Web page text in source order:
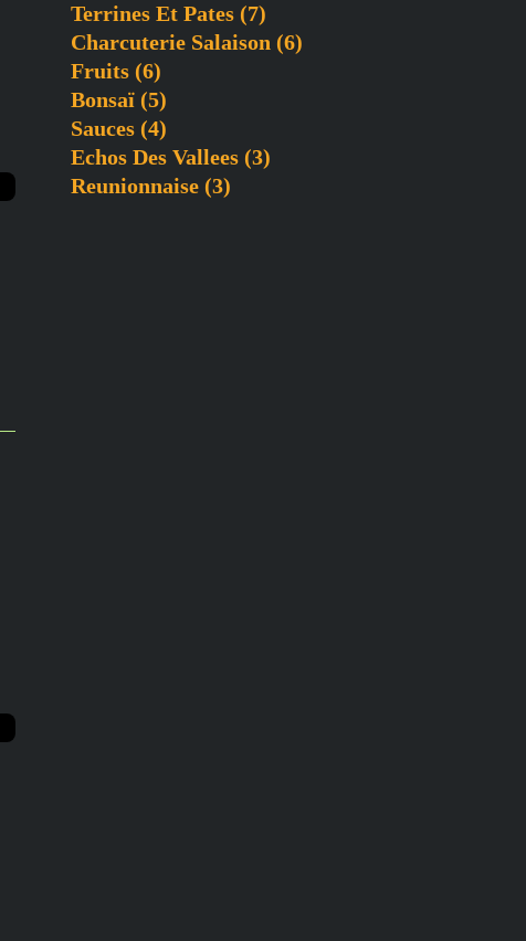
Terrines Et Pates (7)
Charcuterie Salaison (6)
Fruits (6)
Bonsaï (5)
Sauces (4)
Echos Des Vallees (3)
Reunionnaise (3)